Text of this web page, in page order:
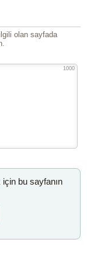
olan sayfada
1000
bu sayfanın